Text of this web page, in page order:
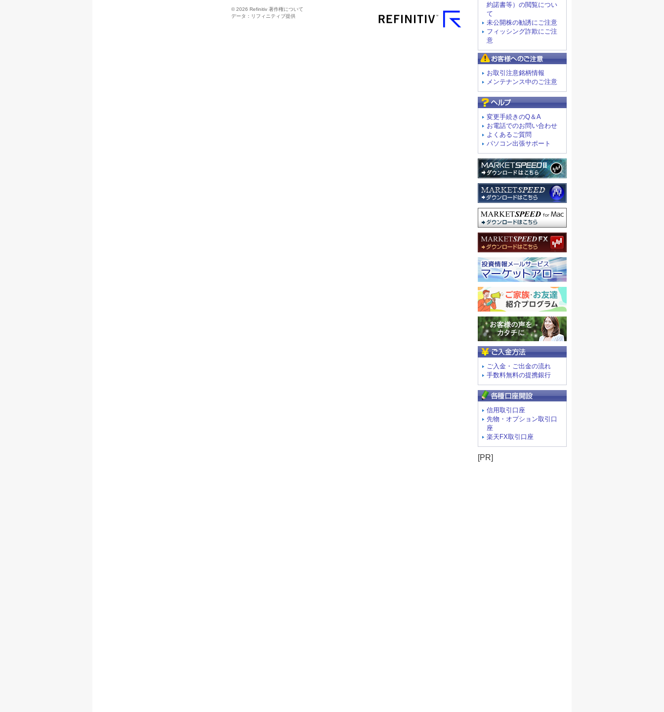
約諾書等）の閲覧につい
て
未公開株の勧誘にご注意
フィッシング詐欺にご注
意
お取引注意銘柄情報
メンテナンス中のご注意
変更手続きのQ＆A
お電話でのお問い合わせ
よくあるご質問
パソコン出張サポート
ご入金・ご出金の流れ
手数料無料の提携銀行
信用取引口座
先物・オプション取引口
座
楽天FX取引口座
[PR]